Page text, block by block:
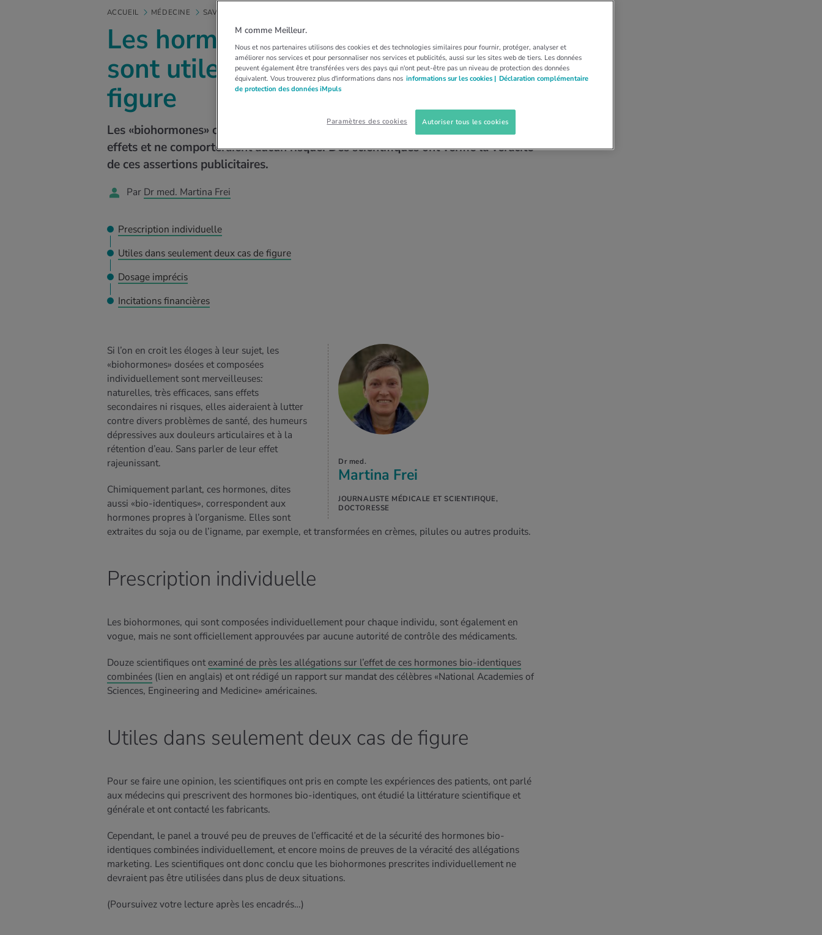
ACCUEIL MÉDECINE SAVOIR MÉDICAL
Les hormones bio-identiques ne
sont utiles que dans deux cas de
figure
Les «biohormones» composées individuellement auraient, dit-on, de merveilleux
effets et ne comporteraient aucun risque. Des scientifiques ont vérifié la véracité
de ces assertions publicitaires.
Par Dr med. Martina Frei
Prescription individuelle
Utiles dans seulement deux cas de figure
Dosage imprécis
Incitations financières
EN SAVOIR
PLUS
Dr med.
Martina Frei
JOURNALISTE MÉDICALE ET SCIENTIFIQUE,
DOCTORESSE
Si l’on en croit les éloges à leur sujet, les
«biohormones» dosées et composées
individuellement sont merveilleuses:
naturelles, très efficaces, sans effets
secondaires ni risques, elles aideraient à lutter
contre divers problèmes de santé, des humeurs
dépressives aux douleurs articulaires et à la
rétention d’eau. Sans parler de leur effet
rajeunissant.
Chimiquement parlant, ces hormones, dites
aussi «bio-identiques», correspondent aux
hormones propres à l’organisme. Elles sont
extraites du soja ou de l’igname, par exemple, et transformées en crèmes, pilules ou autres produits.
Prescription individuelle
Les biohormones, qui sont composées individuellement pour chaque individu, sont également en
vogue, mais ne sont officiellement approuvées par aucune autorité de contrôle des médicaments.
Douze scientifiques ontexaminé de près les allégations sur l’effet de ces hormones bio-identiques
combinées (lien en anglais) et ont rédigé un rapport sur mandat des célèbres «National Academies of
Sciences, Engineering and Medicine» américaines.
Utiles dans seulement deux cas de figure
Pour se faire une opinion, les scientifiques ont pris en compte les expériences des patients, ont parlé
aux médecins qui prescrivent des hormones bio-identiques, ont étudié la littérature scientifique et
générale et ont contacté les fabricants.
Cependant, le panel a trouvé peu de preuves de l’efficacité et de la sécurité des hormones bio-
identiques combinées individuellement, et encore moins de preuves de la véracité des allégations
marketing. Les scientifiques ont donc conclu que les biohormones prescrites individuellement ne
devraient pas être utilisées dans plus de deux situations.
(Poursuivez votre lecture après les encadrés…)
M comme Meilleur.
Nous et nos partenaires utilisons des cookies et des technologies similaires pour fournir, protéger, analyser et
améliorer nos services et pour personnaliser nos services et publicités, aussi sur les sites web de tiers. Les données
peuvent également être transférées vers des pays qui n'ont peut-être pas un niveau de protection des données
équivalent. Vous trouverez plus d'informations dans nos informations sur les cookies | Déclaration complémentaire
de protection des données iMpuls
Paramètres des cookies Autoriser tous les cookies